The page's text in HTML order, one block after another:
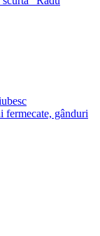
fermecate, gânduri